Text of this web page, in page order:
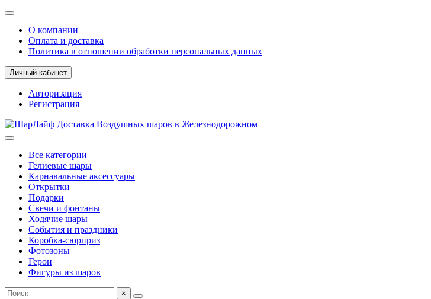
О компании
Оплата и доставка
Политика в отношении обработки персональных данных
Личный кабинет
Авторизация
Регистрация
Все категории
Гелиевые шары
Карнавальные аксессуары
Открытки
Подарки
Свечи и фонтаны
Ходячие шары
События и праздники
Коробка-сюрприз
Фотозоны
Герои
Фигуры из шаров
×